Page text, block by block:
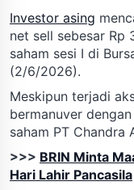
Investor asing
net sell sebesar Rp
saham sesi I di
(2/6/2026).
Meskipun terjadi
bermanuver
saham PT Chandra
>>> BRIN Minta
Hari Lahir Pancasila